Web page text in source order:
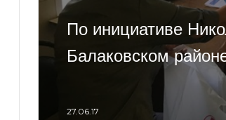
По инициативе
Балаковском
27.06.17